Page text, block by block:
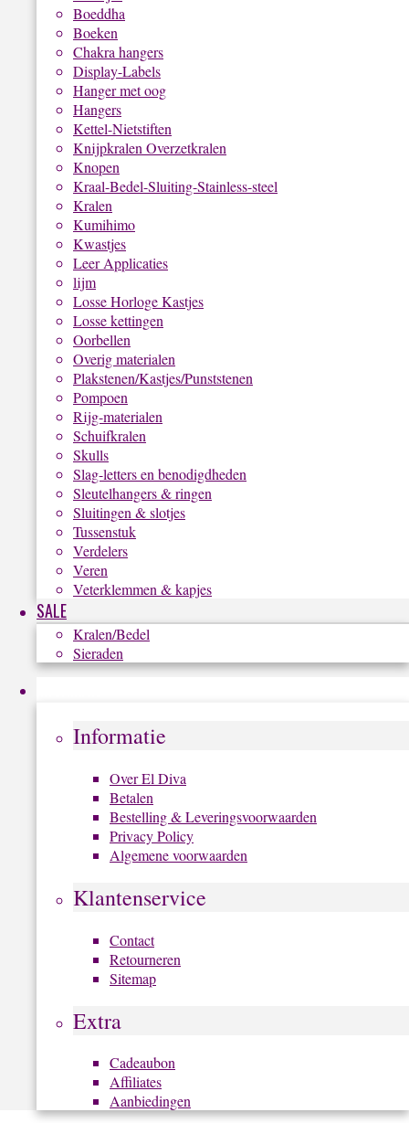
Boeddha
Boeken
Chakra hangers
Display-Labels
Hanger met oog
Hangers
Kettel-Nietstiften
Knijpkralen Overzetkralen
Knopen
Kraal-Bedel-Sluiting-Stainless-steel
Kralen
Kumihimo
Kwastjes
Leer Applicaties
lijm
Losse Horloge Kastjes
Losse kettingen
Oorbellen
Overig materialen
Plakstenen/Kastjes/Punststenen
Pompoen
Rijg-materialen
Schuifkralen
Skulls
Slag-letters en benodigdheden
Sleutelhangers & ringen
Sluitingen & slotjes
Tussenstuk
Verdelers
Veren
Veterklemmen & kapjes
SALE
Kralen/Bedel
Sieraden
Informatie
Over El Diva
Betalen
Bestelling & Leveringsvoorwaarden
Privacy Policy
Algemene voorwaarden
Klantenservice
Contact
Retourneren
Sitemap
Extra
Cadeaubon
Affiliates
Aanbiedingen